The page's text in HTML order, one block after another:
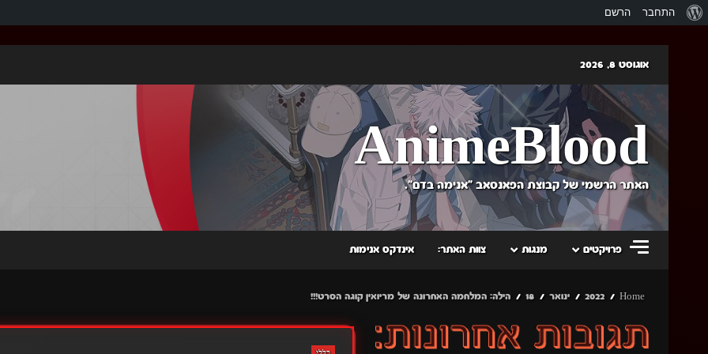
אודות
התחבר הרשם
content
אוגוסט 8, 2026
AnimeBlood
האתר הרשמי של קבוצת הפאנסאב "אנימה בדם".
פרויקטים מנגות צוות האתר: אינדקס אנימות
Home
2022 ינואר 18 הילה: המלחמה האחרונה של מריואין קוגה הסרט!!!